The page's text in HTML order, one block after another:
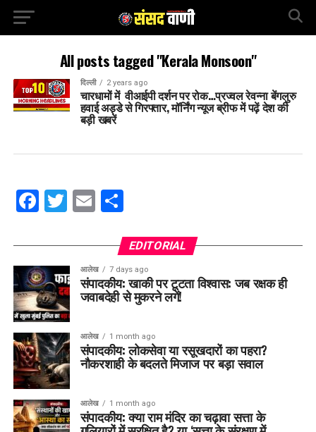
All posts tagged "Kerala Monsoon"
दिल्ली 2 years ago
चारधामों में वीआईपी दर्शन पर रोक…प्रज्वल रेवन्ना बेंगलुरु
हवाई अड्डे से गिरफ्तार, मॉर्निंग न्यूज ब्रीफ में पढ़ें देश की
बड़ी खबरें
Facebook
Twitter
EmailShare
EDITORIAL
आलेख 7 days ago
संपादकीय: खाकी पर टूटता विश्वास: जब रक्षक ही
जवाबदेही से मुकरने लगें!
आलेख 1 month ago
संपादकीय: लोकसेवा या रसूखदारों का पहरा?
नौकरशाही के बदलते मिजाज पर बड़ा सवाल
आलेख 1 month ago
संपादकीय: क्या राम मंदिर का चढ़ावा सत्ता के